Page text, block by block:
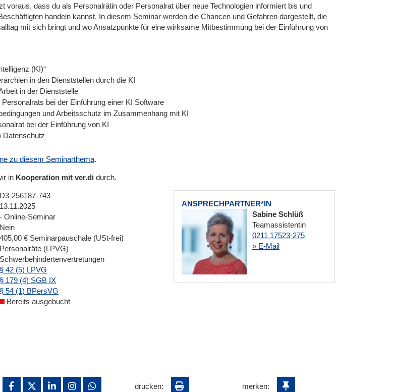
voraus, dass du als Personalrätin oder Personalrat über neue Technologien informiert bis und
handeln kannst. In diesem Seminar werden die Chancen und Gefahren dargestellt, die
mit sich bringt und wo Ansatzpunkte für eine wirksame Mitbestimmung bei der Einführung von
(KI)“
in den Dienststellen durch die KI
in der Dienststelle
bei der Einführung einer KI Software
und Arbeitsschutz im Zusammenhang mit KI
bei der Einführung von KI
Datenschutz
zu diesem Seminarthema.
in Kooperation mit ver.di durch.
ANSPRECHPARTNER*IN
Sabine Schlüß
Teamassistentin
0211 17523-275
» E-Mail
D3-256187-743
13.11.2025
- Online-Seminar
Nein
405,00 € Seminarpauschale (USt-frei)
Personalräte (LPVG)
Schwerbehindertenvertretungen
§ 42 (5) LPVG
§ 179 (4) SGB IX
§ 54 (1) BPersVG
Bereits ausgebucht
drucken: merken: